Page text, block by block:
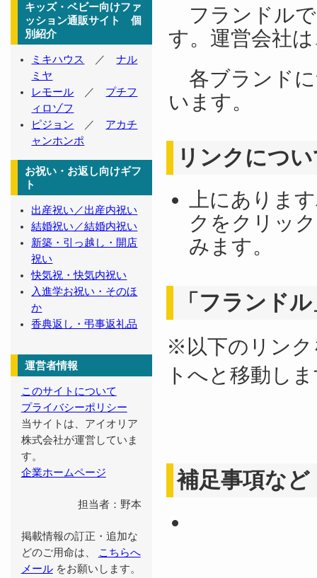
フランドルで
す。運営会社
各ブランドに
います。
リンクにつ
上にありま
クをクリッ
みます。
「フランド
※以下のリンク
トへと移動し
補足事項など
キッズ・ベビー向けファ
ッション通販サイト 個
別紹介
ミキハウス ／ナル
ミヤ
レモール ／ プチフ
ィロゾフ
ピジョン ／ アカチ
ャンホンポ
お祝い・お返し向けギフ
ト
出産祝い／出産内祝い
結婚祝い／結婚内祝い
新築・引っ越し・開店
祝い
快気祝・快気内祝い
入進学お祝い・そのほ
か
香典返し・弔事返礼品
運営者情報
このサイトについて
プライバシーポリシー
当サイトは、アイオリア
株式会社が運営していま
す。
企業ホームページ
担当者：野本
掲載情報の訂正・追加な
どのご用命は、
こちらへ
メールをお願いします。